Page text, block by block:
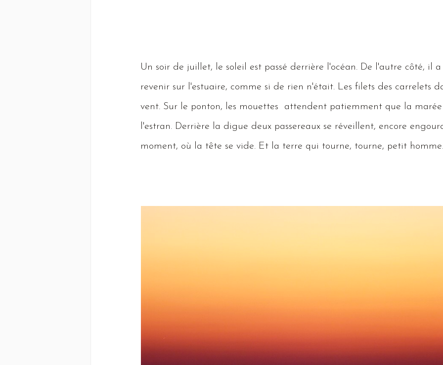
Un soir de juillet, le soleil est passé derrière l'océan. De l'autre côté, il
revenir sur l'estuaire, comme si de rien n'était. Les filets des carrelets
vent. Sur le ponton, les mouettes attendent patiemment que la
l'estran. Derrière la digue deux passereaux se réveillent, encore
moment, où la tête se vide. Et la terre qui tourne, tourne, petit